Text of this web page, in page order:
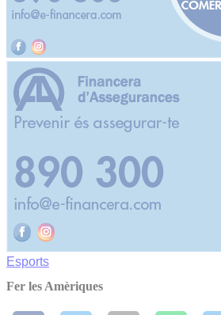
Esports
Fer les Amèriques